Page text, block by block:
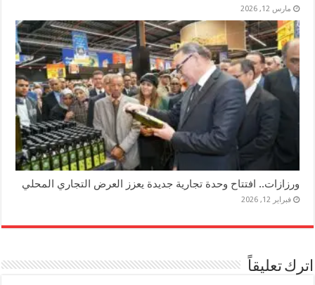
مارس 12, 2026
ورزازات.. افتتاح وحدة تجارية جديدة يعزز العرض التجاري المحلي
فبراير 12, 2026
اترك تعليقاً